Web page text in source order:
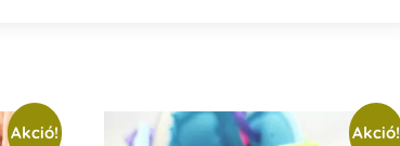
Akció! Akció!